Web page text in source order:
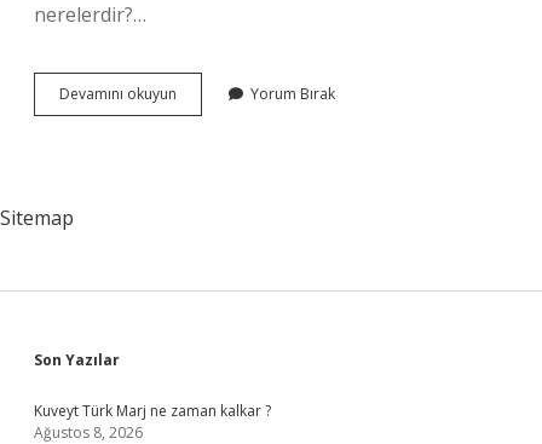
nerelerdir?…
Devamını okuyun Türkiyenin
En
Yorum Bırak
Sitemap
Sidebar
Son Yazılar
Kuveyt Türk Marj ne zaman kalkar ?
Ağustos 8, 2026